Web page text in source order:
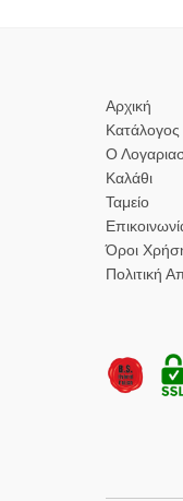
Αρχική
Ο
Καλάθι
Ταμείο
Όροι
Πολιτική